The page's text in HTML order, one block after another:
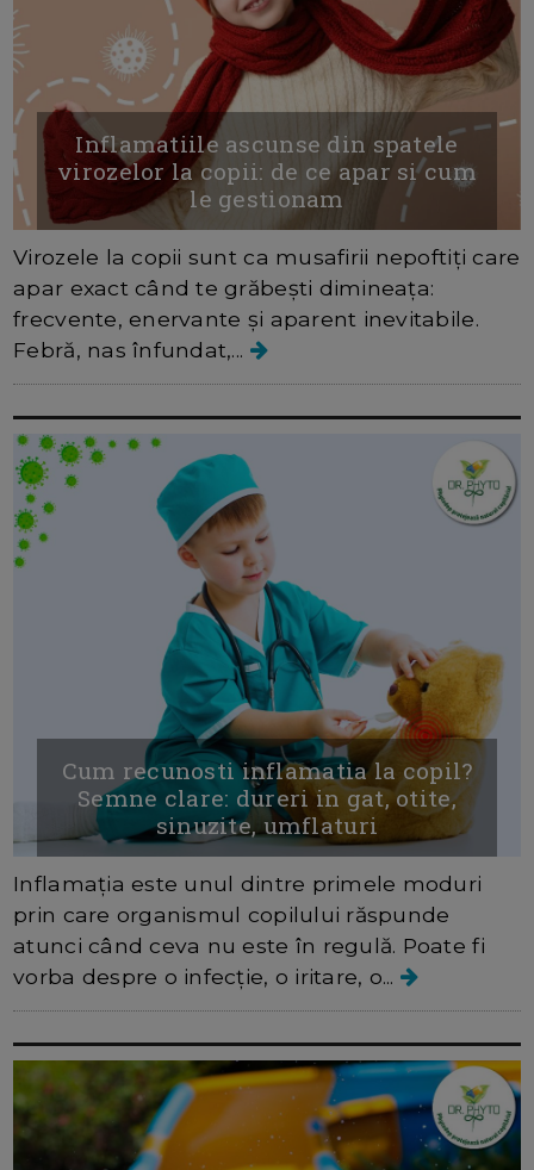
Inflamatiile ascunse din spatele
virozelor la copii: de ce apar si cum
le gestionam
Virozele la copii sunt ca musafirii nepoftiți care
apar exact când te grăbești dimineața:
frecvente, enervante și aparent inevitabile.
Febră, nas înfundat,...
Cum recunosti inflamatia la copil?
Semne clare: dureri in gat, otite,
sinuzite, umflaturi
Inflamația este unul dintre primele moduri
prin care organismul copilului răspunde
atunci când ceva nu este în regulă. Poate fi
vorba despre o infecție, o iritare, o...